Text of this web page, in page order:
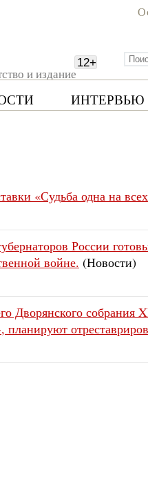
и издание
12+
ИНТЕРВЬЮ
«Судьба одна на
России
войне. (Новости)
Дворянского собрания